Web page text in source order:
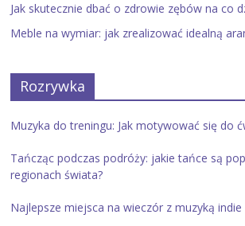
Jak skutecznie dbać o zdrowie zębów na co
Meble na wymiar: jak zrealizować idealną
Rozrywka
Muzyka do treningu: Jak motywować się do
Tańcząc podczas podróży: jakie tańce są
regionach świata?
Najlepsze miejsca na wieczór z muzyką indie